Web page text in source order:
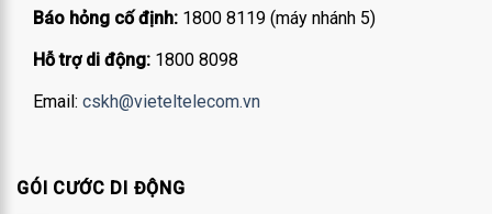
Báo hỏng cố định: 1800 8119 (máy nhánh 5)
Hỗ trợ di động: 1800 8098
Email: cskh@vieteltelecom.vn
GÓI CƯỚC DI ĐỘNG